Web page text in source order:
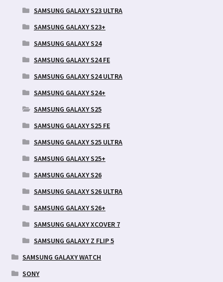
SAMSUNG GALAXY S23 ULTRA
SAMSUNG GALAXY S23+
SAMSUNG GALAXY S24
SAMSUNG GALAXY S24 FE
SAMSUNG GALAXY S24 ULTRA
SAMSUNG GALAXY S24+
SAMSUNG GALAXY S25
SAMSUNG GALAXY S25 FE
SAMSUNG GALAXY S25 ULTRA
SAMSUNG GALAXY S25+
SAMSUNG GALAXY S26
SAMSUNG GALAXY S26 ULTRA
SAMSUNG GALAXY S26+
SAMSUNG GALAXY XCOVER 7
SAMSUNG GALAXY Z FLIP 5
SAMSUNG GALAXY WATCH
SONY